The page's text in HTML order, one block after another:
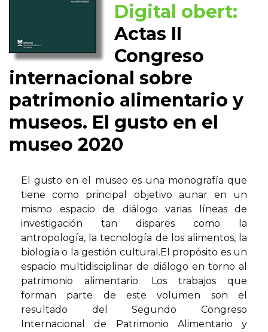
Digital obert:
Actas II
Congreso
internacional sobre
patrimonio alimentario y
museos. El gusto en el
museo 2020
El gusto en el museo es una monografía que
tiene como principal objetivo aunar en un
mismo espacio de diálogo varias líneas de
investigación tan dispares como la
antropología, la tecnología de los alimentos, la
biología o la gestión cultural.El propósito es un
espacio multidisciplinar de diálogo en torno al
patrimonio alimentario. Los trabajos que
forman parte de este volumen son el
resultado del Segundo Congreso
Internacional de Patrimonio Alimentario y